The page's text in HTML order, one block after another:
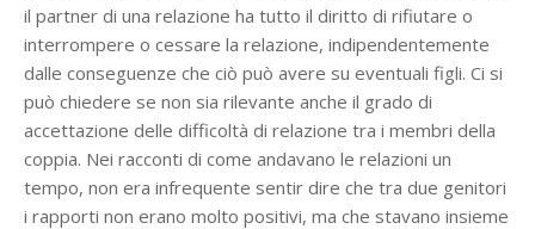
il partner di una relazione ha tutto il diritto di rifiutare o
interrompere o cessare la relazione, indipendentemente
dalle conseguenze che ciò può avere su eventuali figli. Ci si
può chiedere se non sia rilevante anche il grado di
accettazione delle difficoltà di relazione tra i membri della
coppia. Nei racconti di come andavano le relazioni un
tempo, non era infrequente sentir dire che tra due genitori
i rapporti non erano molto positivi, ma che stavano insieme